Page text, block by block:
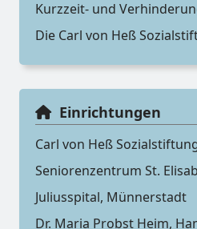
Kurzzeit- und
Die Carl von Heß
Einrichtungen
Carl von Heß
Seniorenzentrum St.
Juliusspital, Münnerstadt
Dr. Maria Probst Heim,